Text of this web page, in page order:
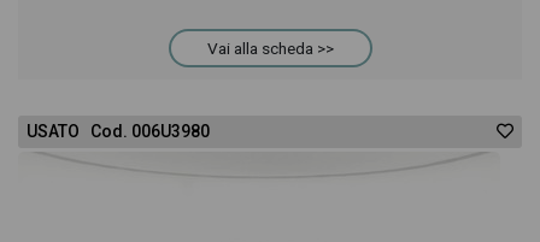
Vai alla scheda >>
USATO Cod. 006U3980